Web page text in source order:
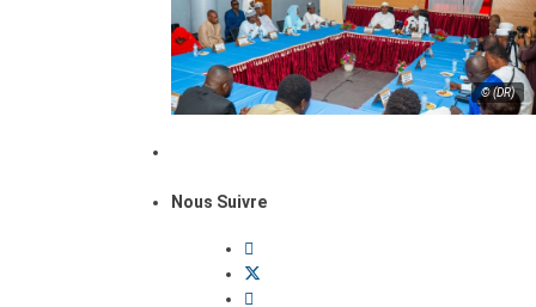
© (DR)
Nous Suivre